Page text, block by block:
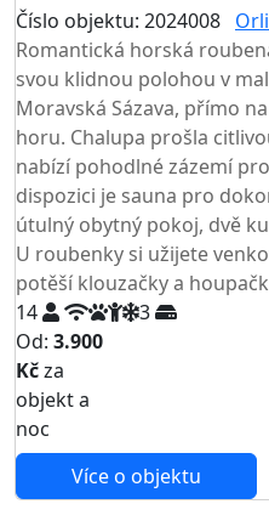
Číslo objektu: 2024008
Romantická horská
svou klidnou polohou v
Moravská Sázava, přímo
horu. Chalupa prošla
nabízí pohodlné zázemí
dispozici je sauna pro
útulný obytný pokoj, dvě
U roubenky si užijete
potěší klouzačky a
14
3
Od: 3.900
Kčza
objekt a
noc
Více o objektu